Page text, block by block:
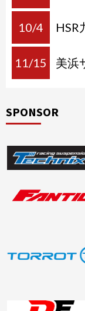
10/4 HSR
11/15 美浜
SPONSOR